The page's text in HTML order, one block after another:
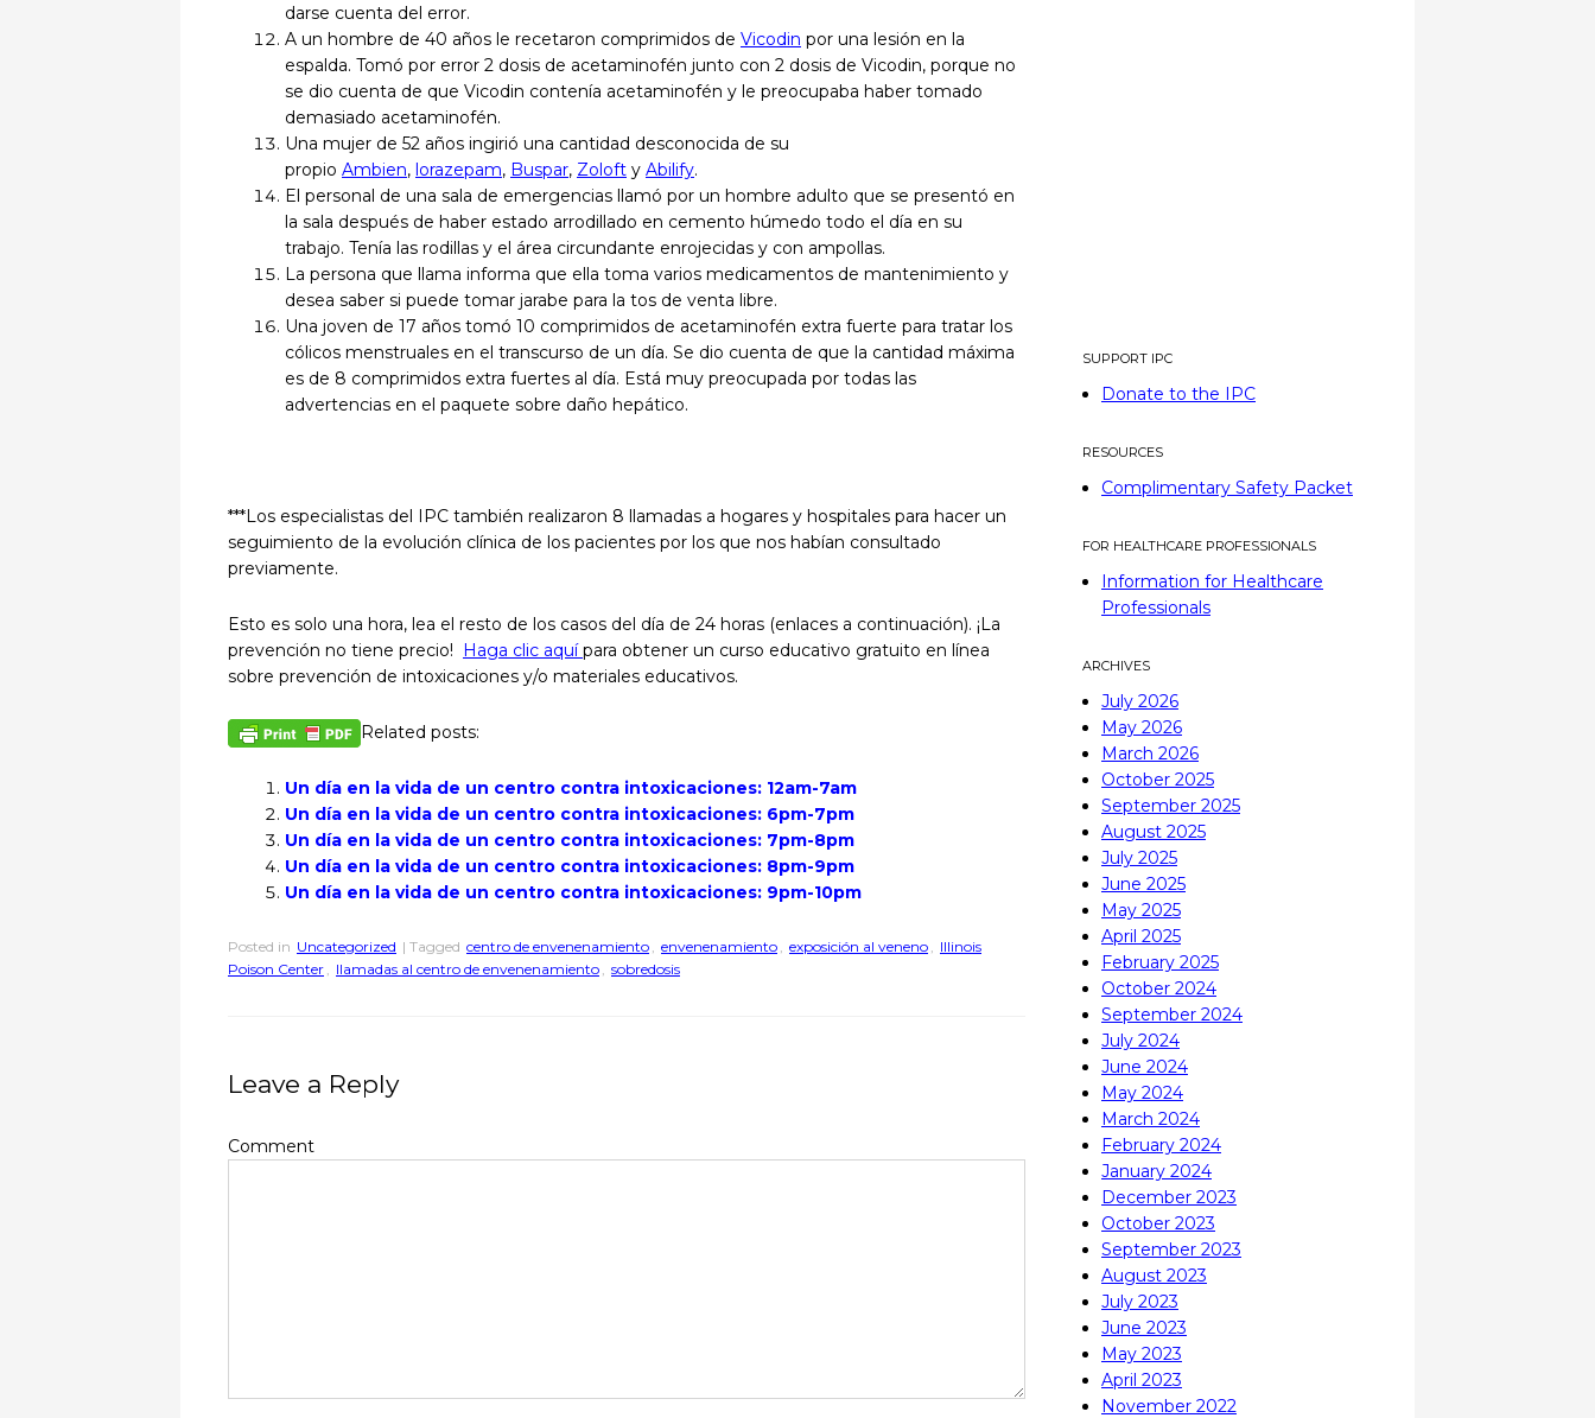
darse cuenta del error.
A un hombre de 40 años le recetaron comprimidos de Vicodin por una lesión en la
espalda. Tomó por error 2 dosis de acetaminofén junto con 2 dosis de Vicodin, porque no
se dio cuenta de que Vicodin contenía acetaminofén y le preocupaba haber tomado
demasiado acetaminofén.
Una mujer de 52 años ingirió una cantidad desconocida de su
propio Ambien, lorazepam, Buspar, Zoloft y Abilify.
El personal de una sala de emergencias llamó por un hombre adulto que se presentó en
la sala después de haber estado arrodillado en cemento húmedo todo el día en su
trabajo. Tenía las rodillas y el área circundante enrojecidas y con ampollas.
La persona que llama informa que ella toma varios medicamentos de mantenimiento y
desea saber si puede tomar jarabe para la tos de venta libre.
Una joven de 17 años tomó 10 comprimidos de acetaminofén extra fuerte para tratar los
cólicos menstruales en el transcurso de un día. Se dio cuenta de que la cantidad máxima
es de 8 comprimidos extra fuertes al día. Está muy preocupada por todas las
advertencias en el paquete sobre daño hepático.
***Los especialistas del IPC también realizaron 8 llamadas a hogares y hospitales para hacer un
seguimiento de la evolución clínica de los pacientes por los que nos habían consultado
previamente.
Esto es solo una hora, lea el resto de los casos del día de 24 horas (enlaces a continuación). ¡La
prevención no tiene precio! Haga clic aquípara obtener un curso educativo gratuito en línea
sobre prevención de intoxicaciones y/o materiales educativos.
Related posts:
Un día en la vida de un centro contra intoxicaciones: 12am-7am
Un día en la vida de un centro contra intoxicaciones: 6pm-7pm
Un día en la vida de un centro contra intoxicaciones: 7pm-8pm
Un día en la vida de un centro contra intoxicaciones: 8pm-9pm
Un día en la vida de un centro contra intoxicaciones: 9pm-10pm
Posted in Uncategorized | Tagged centro de envenenamiento envenenamiento exposición al veneno
Illinois
Poison Center
llamadas al centro de envenenamiento sobredosis
Leave a Reply
Comment
SUPPORT IPC
Donate to the IPC
RESOURCES
Complimentary Safety Packet
FOR HEALTHCARE PROFESSIONALS
Information for Healthcare
Professionals
ARCHIVES
July 2026
May 2026
March 2026
October 2025
September 2025
August 2025
July 2025
June 2025
May 2025
April 2025
February 2025
October 2024
September 2024
July 2024
June 2024
May 2024
March 2024
February 2024
January 2024
December 2023
October 2023
September 2023
August 2023
July 2023
June 2023
May 2023
April 2023
November 2022